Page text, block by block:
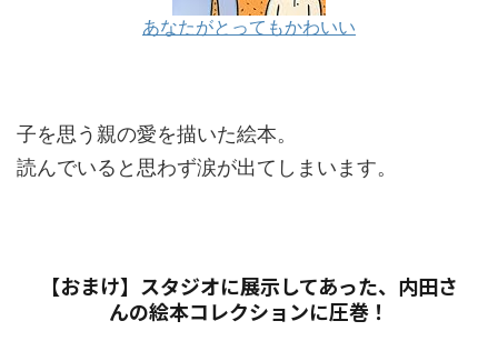
あなたがとってもかわいい
子を思う親の愛を描いた絵本。
読んでいると思わず涙が出てしまいます。
【おまけ】スタジオに展示してあった、内田さ
んの絵本コレクションに圧巻！